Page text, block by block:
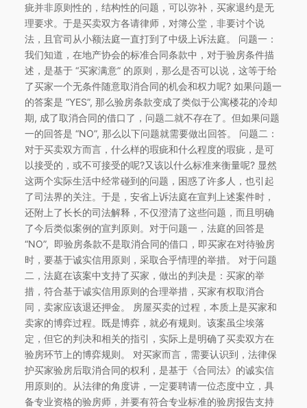
疵并非原则性的，结构性的问题，可以弥补，买家退约是无
理要求。于是买卖双方各请律师，对簿公堂，非要讨个说
法，且官司从小额法庭一直打到了中级上诉法庭。 问题一：
我们知道，在地产协会的标准合同条款中，对于验房条件描
述，是基于 “买家满意” 的原则，那么是否可以说，这等于给
了买家一个无条件随意取消合同的机会和权力呢? 如果问题一
的答案是 “YES”, 那么验房条款变成了类似于公寓楼花的冷却
期, 成了取消合同的借口了，问题二就不存在了。但如果问题
一的回答是 “NO”, 那么以下问题就需要做出回答。 问题二：
对于买卖双方而言，什么样的瑕疵和什么程度的瑕疵，是可
以接受的，或不可接受的呢?又该以什么标准来衡量呢? 显然
这两个实际生活中经常碰到的问题，困惑了许多人，也引起
了司法界的关注。于是，安省上诉法庭在宣判上述案件时，
还附上了长长的司法解释，不仅澄清了这些问题，而且明确
了今后类似案例的宣判原则。对于问题一，法庭的回答是
“NO”, 即验房条款不是取消合同的借口，即买家在对待验房
时，要基于诚实信用原则，采取合乎情理的举措。 对于问题
二，法庭在该案中支持了买家，做出的判决是：买家的举
措，符合基于诚实信用原则的合理举措，买家有权取消合
同，卖家应该退还押金。 房屋买卖的过程，本质上是买家和
卖家的博弈过程。既是博弈，就必有规则。该案虽尘埃落
定，但它的判决和相关的指引，实际上是明确了买卖双方在
验房环节上的博弈规则。 对买家而言，需要认识到，法律保
护买家验房后取消合同的权利，是基于《合同法》的诚实信
用原则的。从法律的角度讲，一定要聘请一位态度中立，具
备专业资格的验房师，并要有符合专业标准的验房报告支持